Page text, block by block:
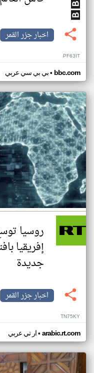
اخبار جزر القمر
PF63IT
بي بي سي عربي• bbc.com
روسيا
جديدة
اخبار جزر القمر
TN75KY
ار تي عربي• arabic.rt.com